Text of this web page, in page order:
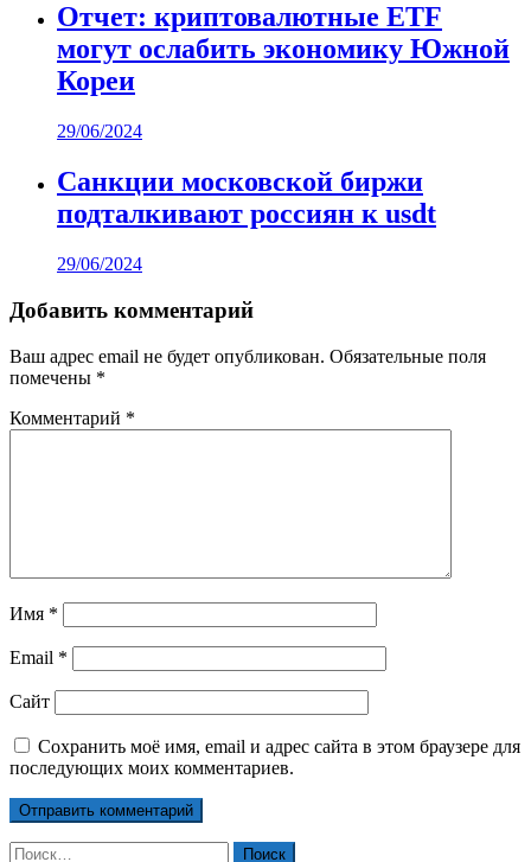
Отчет: криптовалютные ETF
могут ослабить экономику Южной
Кореи
29/06/2024
Санкции московской биржи
подталкивают россиян к usdt
29/06/2024
Добавить комментарий
Ваш адрес email не будет опубликован. Обязательные поля
помечены *
Комментарий *
Имя *
Email *
Сайт
Сохранить моё имя, email и адрес сайта в этом браузере для
последующих моих комментариев.
Найти: